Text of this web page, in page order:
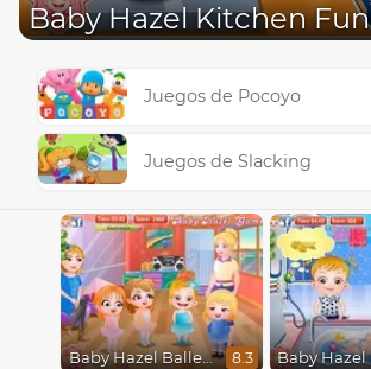
Baby Hazel Kitchen Fun
Juegos de Pocoyo
Juegos de Slacking
Baby Hazel Ballerina Dance 8.3